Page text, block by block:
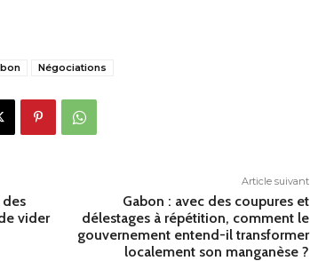
Négociations
des
vider
Article suivant
Gabon : avec des coupures et
délestages à répétition, comment le
gouvernement entend-il transformer
localement son manganèse ?